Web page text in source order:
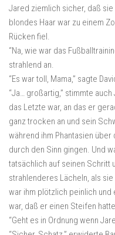
Jared ziemlich sicher, daß
blondes Haar war zu einem
Rücken fiel.
“Na, wie war das
strahlend an.
“Es war toll, Mama,” sagte
“Ja… großartig,” stimmte
das Letzte war, an das er
ganz trocken an und sein
während ihm Phantasien
durch den Sinn gingen. Und
tatsächlich auf seinen Schritt
strahlenderes Lächeln, als
war ihm plötzlich peinlich
war, daß er einen Steifen
“Geht es in Ordnung wenn